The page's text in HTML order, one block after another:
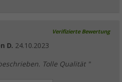
Verifizierte Bewertung
D. 24.10.2023
Tolle Qualität "